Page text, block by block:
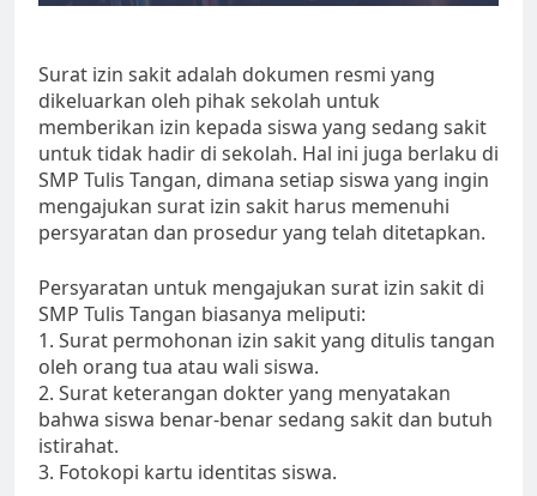
Surat izin sakit adalah dokumen resmi yang
dikeluarkan oleh pihak sekolah untuk
memberikan izin kepada siswa yang sedang sakit
untuk tidak hadir di sekolah. Hal ini juga berlaku di
SMP Tulis Tangan, dimana setiap siswa yang ingin
mengajukan surat izin sakit harus memenuhi
persyaratan dan prosedur yang telah ditetapkan.
Persyaratan untuk mengajukan surat izin sakit di
SMP Tulis Tangan biasanya meliputi:
1. Surat permohonan izin sakit yang ditulis tangan
oleh orang tua atau wali siswa.
2. Surat keterangan dokter yang menyatakan
bahwa siswa benar-benar sedang sakit dan butuh
istirahat.
3. Fotokopi kartu identitas siswa.